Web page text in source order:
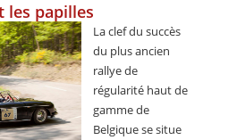
les papilles
La clef du succès
du plus ancien
rallye de
régularité haut de
gamme de
Belgique se situe